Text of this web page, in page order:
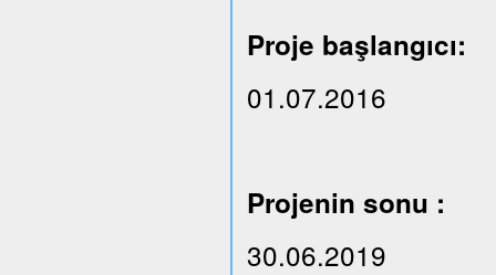
Proje başlangıcı:
01.07.2016
Projenin sonu :
30.06.2019